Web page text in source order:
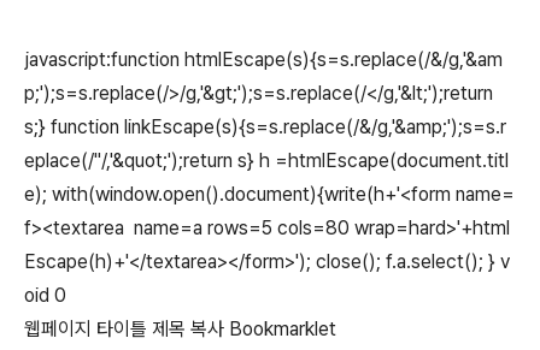
javascript:function htmlEscape(s){s=s.replace(/&/g,'&am
p;');s=s.replace(/>/g,'&gt;');s=s.replace(/</g,'&lt;');return
s;} function linkEscape(s){s=s.replace(/&/g,'&amp;');s=s.r
eplace(/"/,'&quot;');return s} h =htmlEscape(document.titl
e); with(window.open().document){write(h+'<form name=
f><textarea name=a rows=5 cols=80 wrap=hard>'+html
Escape(h)+'</textarea></form>'); close(); f.a.select(); } v
oid 0
웹페이지 타이틀 제목 복사 Bookmarklet